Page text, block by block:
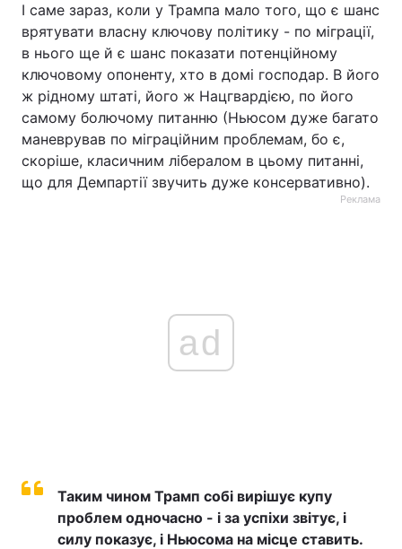
І саме зараз, коли у Трампа мало того, що є шанс
врятувати власну ключову політику - по міграції,
в нього ще й є шанс показати потенційному
ключовому опоненту, хто в домі господар. В його
ж рідному штаті, його ж Нацгвардією, по його
самому болючому питанню (Ньюсом дуже багато
маневрував по міграційним проблемам, бо є,
скоріше, класичним лібералом в цьому питанні,
що для Демпартії звучить дуже консервативно).
Реклама
ad
Таким чином Трамп собі вирішує купу
проблем одночасно - і за успіхи звітує, і
силу показує, і Ньюсома на місце ставить.